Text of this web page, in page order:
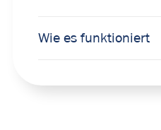
Wie es funktioniert